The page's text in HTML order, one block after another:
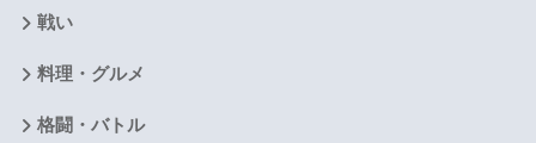
戦い
料理・グルメ
格闘・バトル